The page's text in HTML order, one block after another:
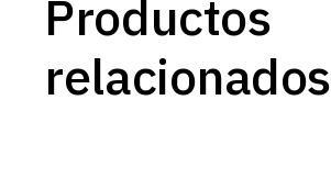
Productos
relacionados